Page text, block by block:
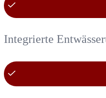
Integrierte